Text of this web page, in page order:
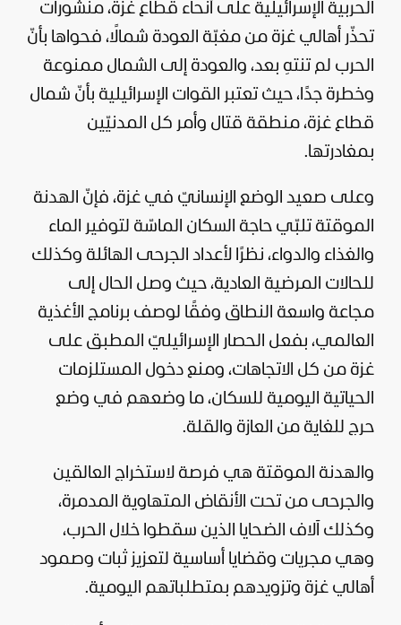
الحربية الإسرائيلية على أنحاء قطاع غزة، منشورات
تحذّر أهالي غزة من مغبّة العودة شمالًا، فحواها بأنّ
الحرب لم تنتهِ بعد، والعودة إلى الشمال ممنوعة
وخطرة جدًا، حيث تعتبر القوات الإسرائيلية بأنّ شمال
قطاع غزة، منطقة قتال وأمر كل المدنيّين
بمغادرتها.
وعلى صعيد الوضع الإنسانيّ في غزة، فإنّ الهدنة
الموقتة تلبّي حاجة السكان الماسّة لتوفير الماء
والغذاء والدواء، نظرًا لأعداد الجرحى الهائلة وكذلك
للحالات المرضية العادية، حيث وصل الحال إلى
مجاعة واسعة النطاق وفقًا لوصف برنامج الأغذية
العالمي، بفعل الحصار الإسرائيليّ المطبق على
غزة من كل الاتجاهات، ومنع دخول المستلزمات
الحياتية اليومية للسكان، ما وضعهم في وضع
حرج للغاية من العازة والقلة.
والهدنة الموقتة هي فرصة لاستخراج العالقين
والجرحى من تحت الأنقاض المتهاوية المدمرة،
وكذلك آلاف الضحايا الذين سقطوا خلال الحرب،
وهي مجريات وقضايا أساسية لتعزيز ثبات وصمود
أهالي غزة وتزويدهم بمتطلباتهم اليومية.